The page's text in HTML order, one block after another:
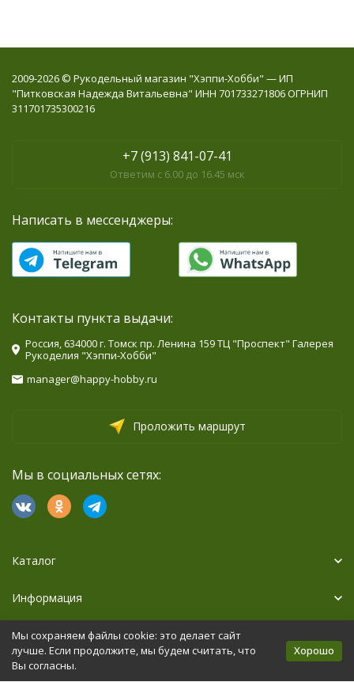
2009-2026 © Рукодельный магазин "Хэппи-Хобби" — ИП
"Питковская Надежда Витальевна" ИНН 701733271806 ОГРНИП
311701735300216
+7 (913) 841-07-41
Ответим с 6.00 до 16.45 мск
Написать в мессенджеры:
Контакты пункта выдачи:
Россия, 634000 г. Томск пр. Ленина 159 ТЦ "Проспект" Галерея
Рукоделия "Хэппи-Хобби"
manager@happy-hobby.ru
Проложить маршрут
Мы в социальных сетях:
Каталог
Информация
Дополнительно
Мы сохраняем файлы cookie: это делает сайт
лучше. Если продолжите, мы будем считать, что
Вы согласны.
Хорошо